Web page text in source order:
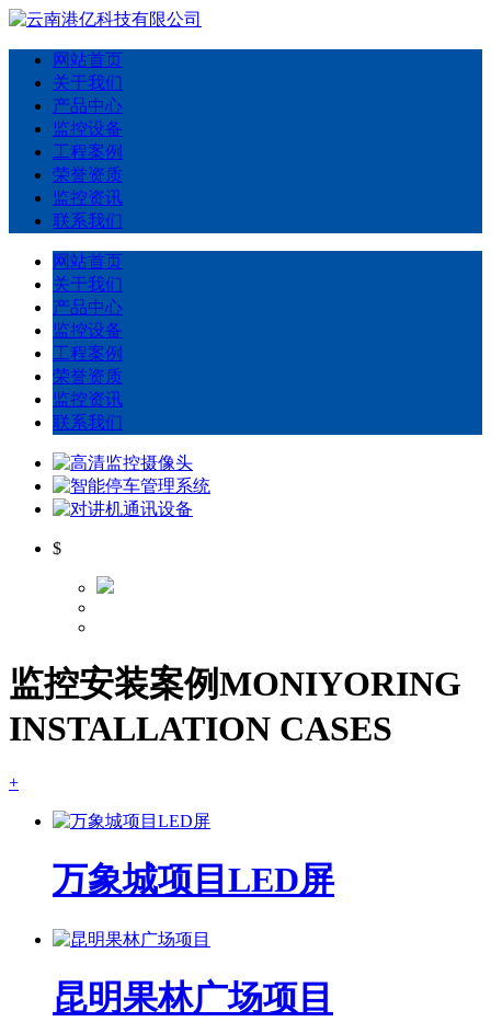
网站首页
关于我们
产品中心
监控设备
工程案例
荣誉资质
监控资讯
联系我们
网站首页
关于我们
产品中心
监控设备
工程案例
荣誉资质
监控资讯
联系我们
$
监控安装案例MONIYORING
INSTALLATION CASES
+
万象城项目LED屏
昆明果林广场项目